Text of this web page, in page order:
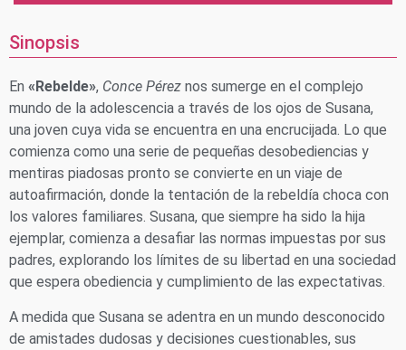
Sinopsis
En «Rebelde», Conce Pérez nos sumerge en el complejo
mundo de la adolescencia a través de los ojos de Susana,
una joven cuya vida se encuentra en una encrucijada. Lo que
comienza como una serie de pequeñas desobediencias y
mentiras piadosas pronto se convierte en un viaje de
autoafirmación, donde la tentación de la rebeldía choca con
los valores familiares. Susana, que siempre ha sido la hija
ejemplar, comienza a desafiar las normas impuestas por sus
padres, explorando los límites de su libertad en una sociedad
que espera obediencia y cumplimiento de las expectativas.
A medida que Susana se adentra en un mundo desconocido
de amistades dudosas y decisiones cuestionables, sus